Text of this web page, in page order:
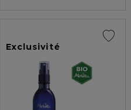
Exclusivité